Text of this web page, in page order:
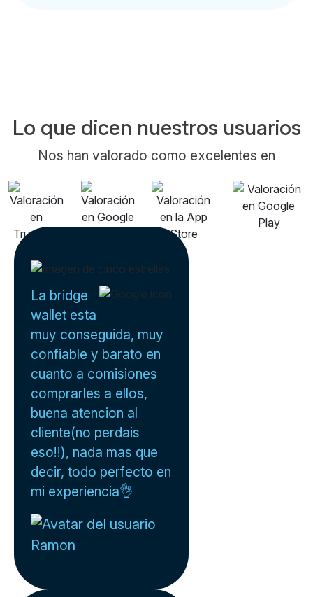
Lo que dicen nuestros usuarios
Nos han valorado como excelentes en
La bridge
wallet esta
muy conseguida, muy
confiable y barato en
cuanto a comisiones
comprarles a ellos,
buena atencion al
cliente(no perdais
eso!!), nada mas que
decir, todo perfecto en
mi experiencia👌
Ramon